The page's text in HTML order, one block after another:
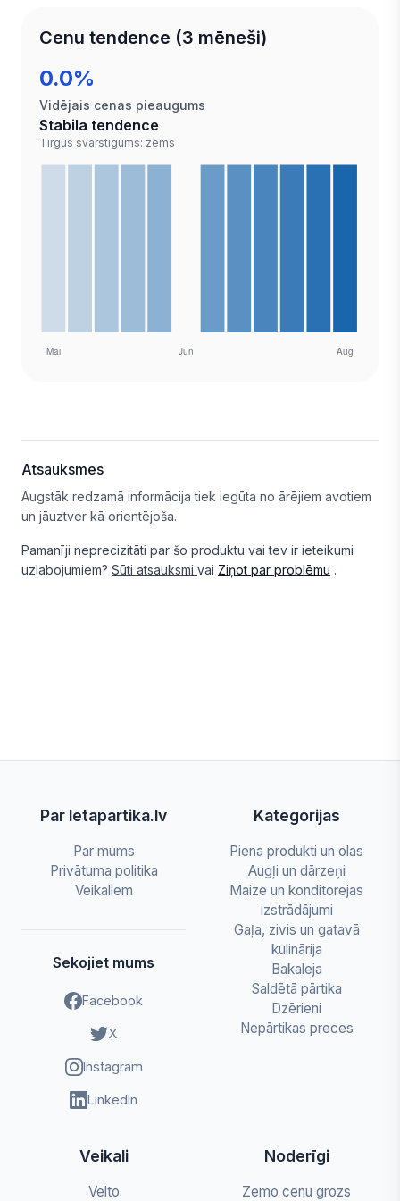
Cenu tendence (3 mēneši)
0.0%
Vidējais cenas pieaugums
Stabila tendence
Tirgus svārstīgums: zems
Atsauksmes
Augstāk redzamā informācija tiek iegūta no ārējiem avotiem
un jāuztver kā orientējoša.
Pamanīji neprecizitāti par šo produktu vai tev ir ieteikumi
uzlabojumiem? Sūti atsauksmi vai Ziņot par problēmu .
Par letapartika.lv
Par mums
Privātuma politika
Veikaliem
Sekojiet mums
Facebook
X
Instagram
LinkedIn
Kategorijas
Piena produkti un olas
Augļi un dārzeņi
Maize un konditorejas
izstrādājumi
Gaļa, zivis un gatavā
kulinārija
Bakaleja
Saldētā pārtika
Dzērieni
Nepārtikas preces
Veikali
Velto
Noderīgi
Zemo cenu grozs